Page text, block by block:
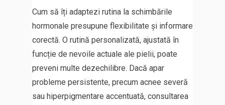
Cum să îți adaptezi rutina la schimbările
hormonale presupune flexibilitate și informare
corectă. O rutină personalizată, ajustată în
funcție de nevoile actuale ale pielii, poate
preveni multe dezechilibre. Dacă apar
probleme persistente, precum acnee severă
sau hiperpigmentare accentuată, consultarea